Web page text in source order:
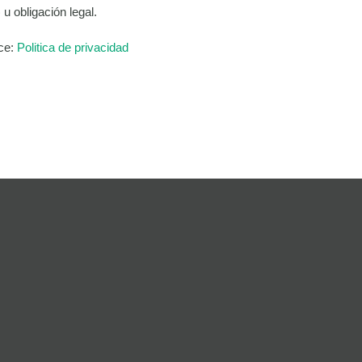
obligación legal.
Politica de privacidad